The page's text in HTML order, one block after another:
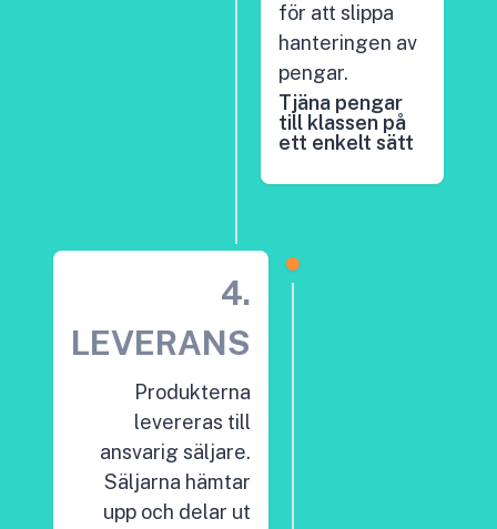
för att slippa
hanteringen av
pengar.
Tjäna pengar
till klassen på
ett enkelt sätt
4.
LEVERANS
Produkterna
levereras till
ansvarig säljare.
Säljarna hämtar
upp och delar ut